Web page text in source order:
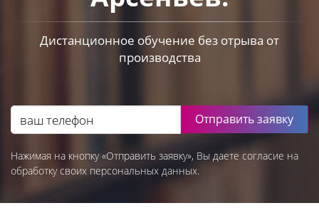
Дистанционное обучение без отрыва от
производства
Отправить заявку
Нажимая на кнопку «Отправить заявку», Вы даете согласие на
обработку своих персональных данных.